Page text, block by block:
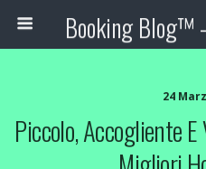
24
Piccolo, Accogliente